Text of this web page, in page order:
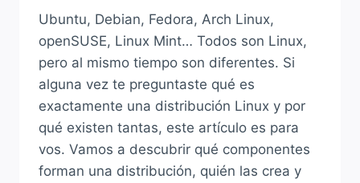
Ubuntu, Debian, Fedora, Arch Linux,
openSUSE, Linux Mint… Todos son Linux,
pero al mismo tiempo son diferentes. Si
alguna vez te preguntaste qué es
exactamente una distribución Linux y por
qué existen tantas, este artículo es para
vos. Vamos a descubrir qué componentes
forman una distribución, quién las crea y